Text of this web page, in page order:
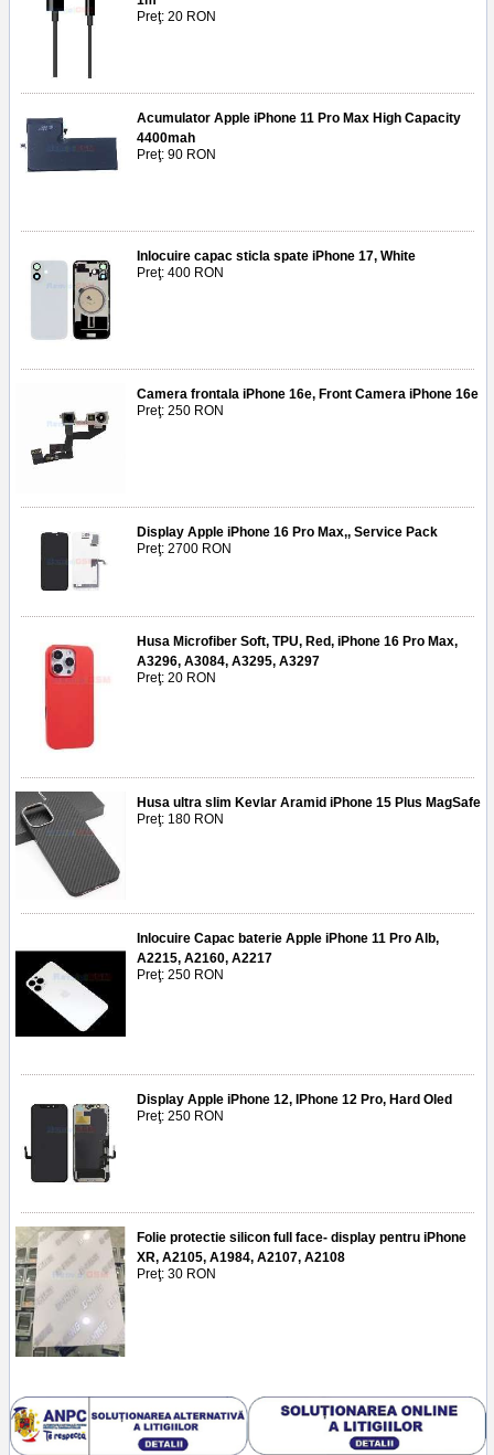
Preţ: 20 RON
Acumulator Apple iPhone 11 Pro Max High Capacity
4400mah
Preţ: 90 RON
Inlocuire capac sticla spate iPhone 17, White
Preţ: 400 RON
Camera frontala iPhone 16e, Front Camera iPhone 16e
Preţ: 250 RON
Display Apple iPhone 16 Pro Max,, Service Pack
Preţ: 2700 RON
Husa Microfiber Soft, TPU, Red, iPhone 16 Pro Max,
A3296, A3084, A3295, A3297
Preţ: 20 RON
Husa ultra slim Kevlar Aramid iPhone 15 Plus MagSafe
Preţ: 180 RON
Inlocuire Capac baterie Apple iPhone 11 Pro Alb,
A2215, A2160, A2217
Preţ: 250 RON
Display Apple iPhone 12, IPhone 12 Pro, Hard Oled
Preţ: 250 RON
Folie protectie silicon full face- display pentru iPhone
XR, A2105, A1984, A2107, A2108
Preţ: 30 RON